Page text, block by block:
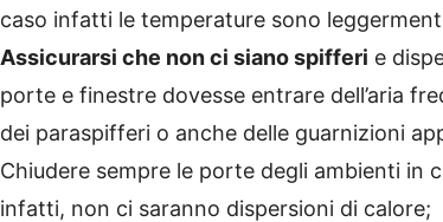
caso infatti le temperature sono
Assicurarsi che non ci siano spifferi e
porte e finestre dovesse entrare dell’aria
dei paraspifferi o anche delle guarnizioni
Chiudere sempre le porte degli ambienti in
infatti, non ci saranno dispersioni di calore;